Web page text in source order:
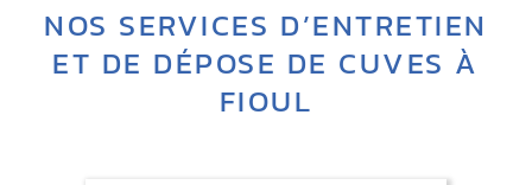
NOS SERVICES D’ENTRETIEN
ET DE DÉPOSE DE CUVES À
FIOUL